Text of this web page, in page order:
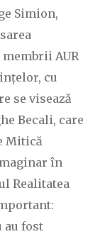
Simion,
AUR
cu
se visează
Becali, care
Mitică
în
Realitatea
au fost